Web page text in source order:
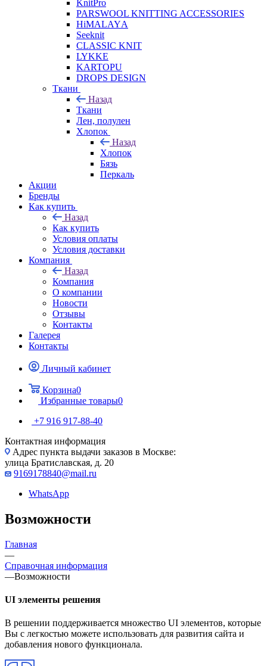
KnitPro
PARSWOOL KNITTING ACCESSORIES
HiMALAYА
Seeknit
CLASSIC KNIT
LYKKE
KАRTOPU
DROPS DЕSIGN
Ткани
Назад
Ткани
Лен, полулен
Хлопок
Назад
Хлопок
Бязь
Перкаль
Акции
Бренды
Как купить
Назад
Как купить
Условия оплаты
Условия доставки
Компания
Назад
Компания
О компании
Новости
Отзывы
Контакты
Галерея
Контакты
Личный кабинет
Корзина0
Избранные товары0
+7 916 917-88-40
Контактная информация
Адрес пункта выдачи заказов в Москве:
улица Братиславская, д. 20
9169178840@mail.ru
WhatsApp
Возможности
Главная
—
Справочная информация
—Возможности
UI элементы решения
В решении поддерживается множество UI элементов, которые
Вы с легкостью можете использовать для развития сайта и
добавления нового функционала.